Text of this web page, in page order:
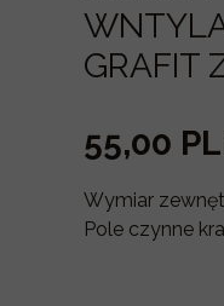
Wymiar
Pole czynne
55,00
GRAFIT